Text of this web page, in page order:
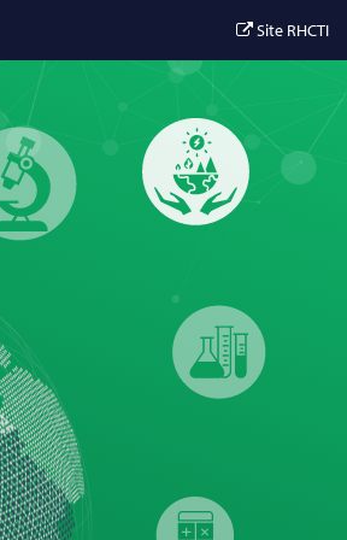
Site RHCTI